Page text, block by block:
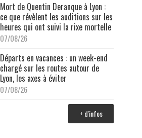
Mort de Quentin Deranque à Lyon :
ce que révèlent les auditions sur les
heures qui ont suivi la rixe mortelle
07/08/26
Départs en vacances : un week-end
chargé sur les routes autour de
Lyon, les axes à éviter
07/08/26
+ d'infos